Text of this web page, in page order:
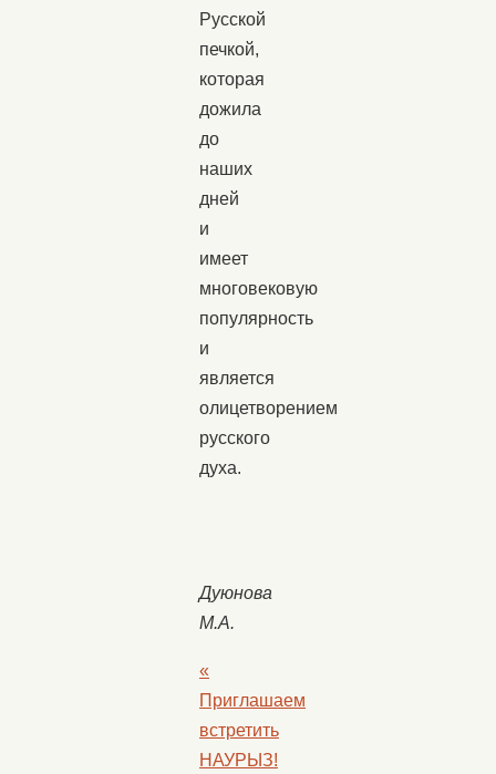
Русской
печкой,
которая
дожила
до
наших
дней
и
имеет
многовековую
популярность
и
является
олицетворением
русского
духа.
Дуюнова
М.А.
«
Приглашаем
встретить
НАУРЫЗ!